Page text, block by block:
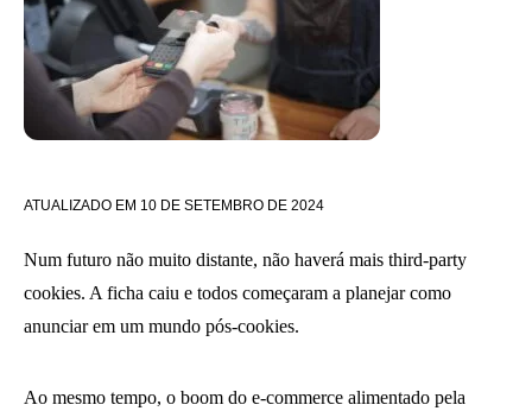
ATUALIZADO EM 10 DE SETEMBRO DE 2024
Num futuro não muito distante, não haverá mais third-party
cookies. A ficha caiu e todos começaram a planejar como
anunciar em um mundo pós-cookies.
Ao mesmo tempo, o boom do e-commerce alimentado pela